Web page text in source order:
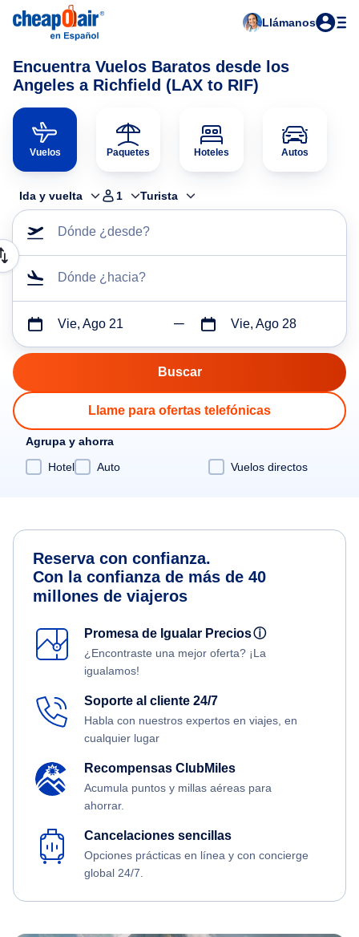
Llámanos
Encuentra Vuelos Baratos desde los
Angeles a Richfield (LAX to RIF)
Vuelos Paquetes Hoteles Autos
Ida y vuelta 1 Turista
Dónde ¿desde?
Dónde ¿hacia?
Vie, Ago 21 Vie, Ago 28
Llame para ofertas telefónicas
Agrupa y ahorra
Hotel
Auto Vuelos directos
Reserva con confianza.
Con la confianza de más de 40
millones de viajeros
Promesa de Igualar Preciosⓘ
¿Encontraste una mejor oferta? ¡La
igualamos!
Soporte al cliente 24/7
Habla con nuestros expertos en viajes, en
cualquier lugar
Recompensas ClubMiles
Acumula puntos y millas aéreas para
ahorrar.
Cancelaciones sencillas
Opciones prácticas en línea y con concierge
global 24/7.